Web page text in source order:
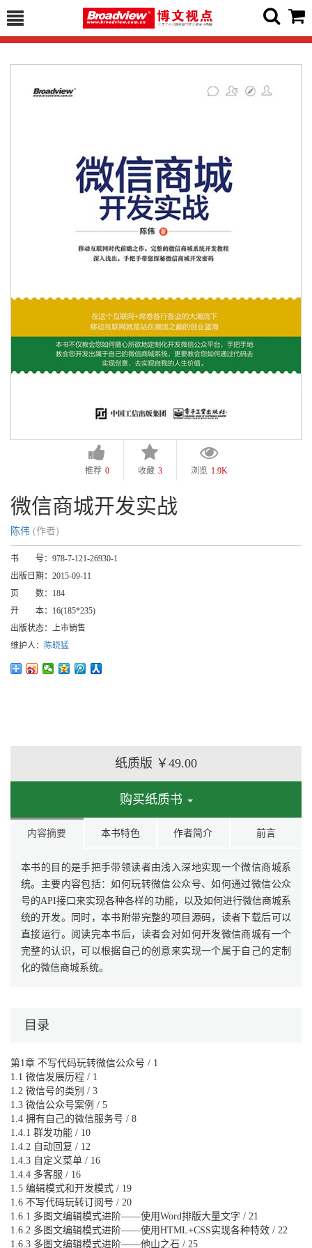
推荐 0 收藏 3 浏览 1.9K
微信商城开发实战
陈伟 (作者)
书 号： 978-7-121-26930-1
出版日期： 2015-09-11
页 数： 184
开 本： 16(185*235)
出版状态： 上市销售
维护人：
陈晓猛
纸质版 ￥49.00
购买纸质书
内容摘要 本书特色 作者简介 前言
本书的目的是手把手带领读者由浅入深地实现一个微信商城系
统。主要内容包括：如何玩转微信公众号、如何通过微信公众
号的API接口来实现各种各样的功能，以及如何进行微信商城系
统的开发。同时，本书附带完整的项目源码，读者下载后可以
直接运行。阅读完本书后，读者会对如何开发微信商城有一个
完整的认识，可以根据自己的创意来实现一个属于自己的定制
化的微信商城系统。
目录
第1章 不写代码玩转微信公众号 / 1
1.1 微信发展历程 / 1
1.2 微信号的类别 / 3
1.3 微信公众号案例 / 5
1.4 拥有自己的微信服务号 / 8
1.4.1 群发功能 / 10
1.4.2 自动回复 / 12
1.4.3 自定义菜单 / 16
1.4.4 多客服 / 16
1.5 编辑模式和开发模式 / 19
1.6 不写代码玩转订阅号 / 20
1.6.1 多图文编辑模式进阶——使用Word排版大量文字 / 21
1.6.2 多图文编辑模式进阶——使用HTML+CSS实现各种特效 / 22
1.6.3 多图文编辑模式进阶——他山之石 / 25